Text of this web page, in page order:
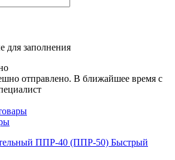
для заполнения
отправлено. В ближайшее время с
Быстрый